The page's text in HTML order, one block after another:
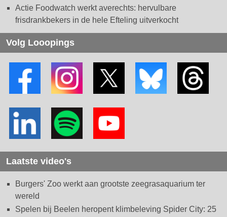
Actie Foodwatch werkt averechts: hervulbare
frisdrankbekers in de hele Efteling uitverkocht
Volg Looopings
Laatste video's
Burgers' Zoo werkt aan grootste zeegrasaquarium ter
wereld
Spelen bij Beelen heropent klimbeleving Spider City: 25